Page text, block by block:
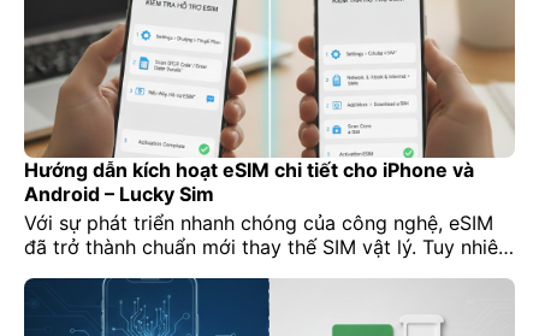
Hướng dẫn kích hoạt eSIM chi tiết cho iPhone và
Android – Lucky Sim
Với sự phát triển nhanh chóng của công nghệ, eSIM
đã trở thành chuẩn mới thay thế SIM vật lý. Tuy nhiên,
eSIM trên điện thoại iPhone hay Android. Bài viết này
sẽ hướng dẫn bạn từng bước, chi tiết, kèm mẹo để